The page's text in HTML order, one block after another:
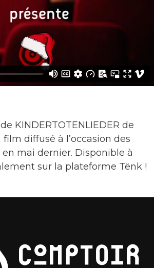
KINDERTOTENLIEDER de
diffusé à l’occasion des
en mai dernier. Disponible à
sur la plateforme Tënk !